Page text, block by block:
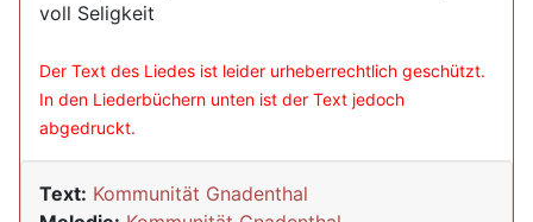
voll Seligkeit
Der Text des Liedes ist leider urheberrechtlich geschützt.
In den Liederbüchern unten ist der Text jedoch
abgedruckt.
Text: Kommunität Gnadenthal